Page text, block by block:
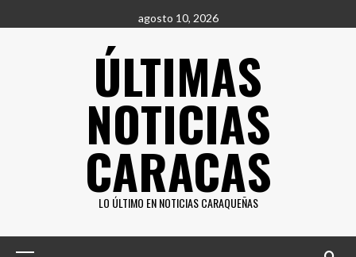
al
agosto 10, 2026
ÚLTIMAS
NOTICIAS
CARACAS
LO ÚLTIMO EN NOTICIAS CARAQUEÑAS